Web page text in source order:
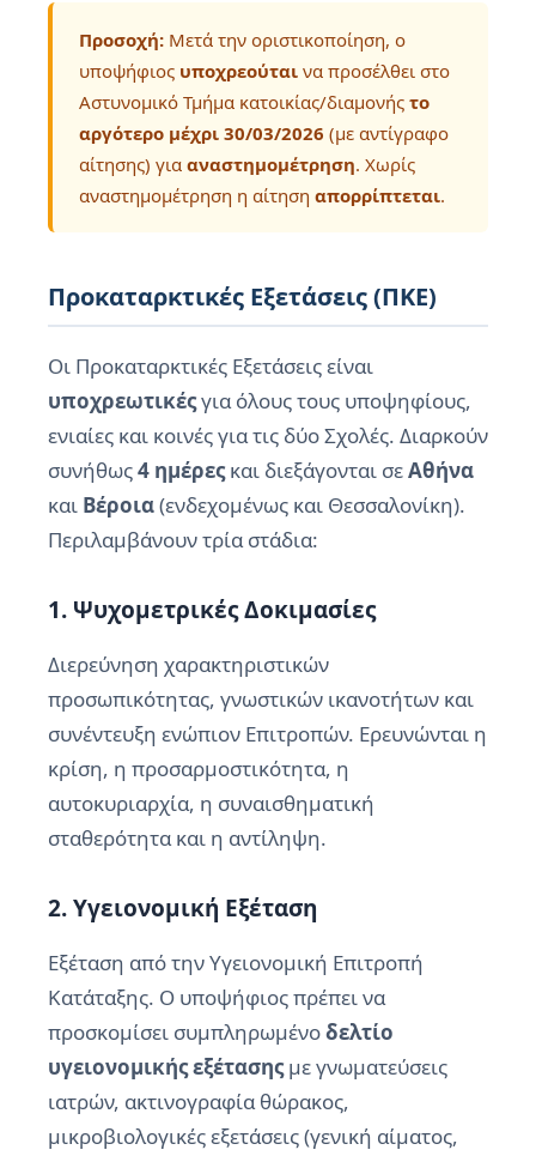
Προσοχή: Μετά την οριστικοποίηση, ο
υποψήφιος υποχρεούται να προσέλθει στο
Αστυνομικό Τμήμα κατοικίας/διαμονής το
αργότερο μέχρι 30/03/2026 (με αντίγραφο
αίτησης) για αναστημομέτρηση. Χωρίς
αναστημομέτρηση η αίτηση απορρίπτεται.
Προκαταρκτικές Εξετάσεις (ΠΚΕ)
Οι Προκαταρκτικές Εξετάσεις είναι
υποχρεωτικέςγια όλους τους υποψηφίους,
ενιαίες και κοινές για τις δύο Σχολές. Διαρκούν
συνήθως4 ημέρες και διεξάγονται σεΑθήνα
και Βέροια(ενδεχομένως και Θεσσαλονίκη).
Περιλαμβάνουν τρία στάδια:
1. Ψυχομετρικές Δοκιμασίες
Διερεύνηση χαρακτηριστικών
προσωπικότητας, γνωστικών ικανοτήτων και
συνέντευξη ενώπιον Επιτροπών. Ερευνώνται η
κρίση, η προσαρμοστικότητα, η
αυτοκυριαρχία, η συναισθηματική
σταθερότητα και η αντίληψη.
2. Υγειονομική Εξέταση
Εξέταση από την Υγειονομική Επιτροπή
Κατάταξης. Ο υποψήφιος πρέπει να
προσκομίσει συμπληρωμένοδελτίο
υγειονομικής εξέτασης με γνωματεύσεις
ιατρών, ακτινογραφία θώρακος,
μικροβιολογικές εξετάσεις (γενική αίματος,